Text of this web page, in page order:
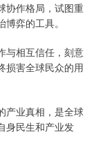
协作格局，试图重
弈的工具。
与相互信任，刻意
损害全球民众的用
产业真相，是全球
身民生和产业发